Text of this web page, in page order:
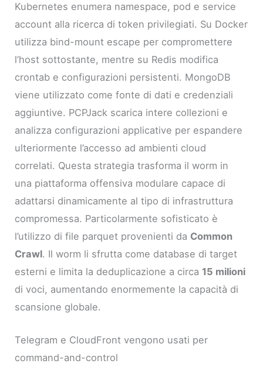
Kubernetes enumera namespace, pod e service
account alla ricerca di token privilegiati. Su Docker
utilizza bind-mount escape per compromettere
l’host sottostante, mentre su Redis modifica
crontab e configurazioni persistenti. MongoDB
viene utilizzato come fonte di dati e credenziali
aggiuntive. PCPJack scarica intere collezioni e
analizza configurazioni applicative per espandere
ulteriormente l’accesso ad ambienti cloud
correlati. Questa strategia trasforma il worm in
una piattaforma offensiva modulare capace di
adattarsi dinamicamente al tipo di infrastruttura
compromessa. Particolarmente sofisticato è
l’utilizzo di file parquet provenienti da Common
Crawl. Il worm li sfrutta come database di target
esterni e limita la deduplicazione a circa 15 milioni
di voci, aumentando enormemente la capacità di
scansione globale.
Telegram e CloudFront vengono usati per
command-and-control